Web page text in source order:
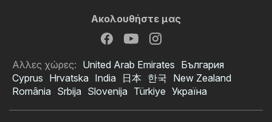
Ακολουθήστε μας
Αλλες χώρες: United Arab Emirates България
Cyprus Hrvatska India 日本 한국 New Zealand
România Srbija Slovenija Türkiye Україна